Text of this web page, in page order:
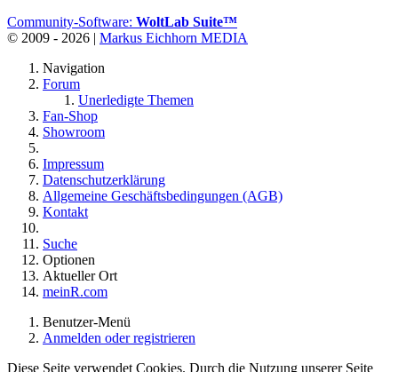
Community-Software: WoltLab Suite™
© 2009 - 2026 | Markus Eichhorn MEDIA
Navigation
Forum
Unerledigte Themen
Fan-Shop
Showroom
Impressum
Datenschutzerklärung
Allgemeine Geschäftsbedingungen (AGB)
Kontakt
Suche
Optionen
Aktueller Ort
meinR.com
Benutzer-Menü
Anmelden oder registrieren
Diese Seite verwendet Cookies. Durch die Nutzung unserer Seite